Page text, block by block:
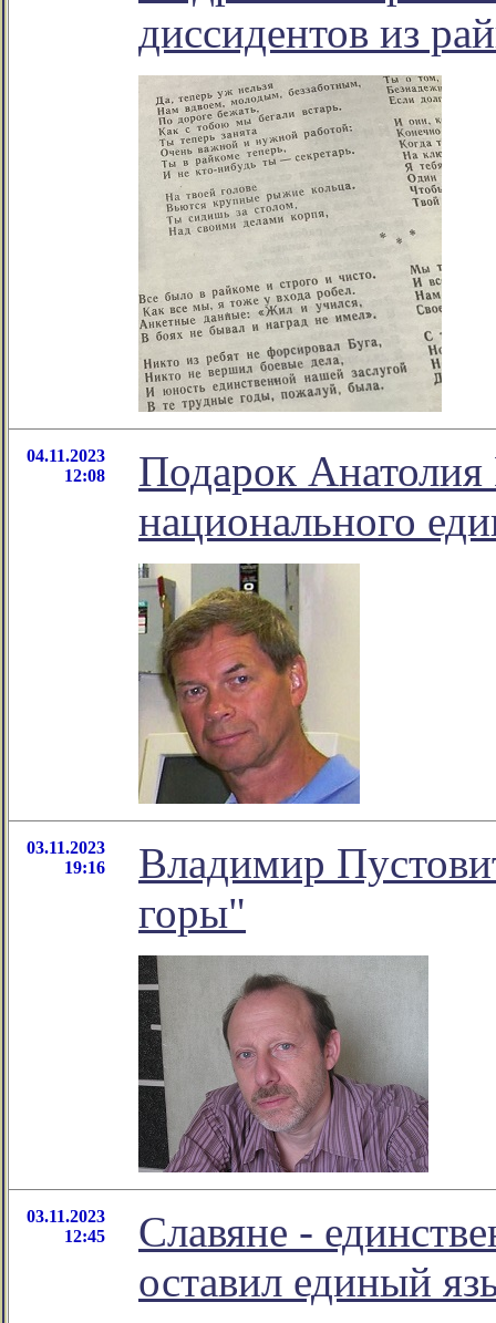
диссидентов из
04.11.2023
12:08
Подарок
национального
03.11.2023
19:16
Владимир
горы"
03.11.2023
12:45
Славяне -
оставил единый